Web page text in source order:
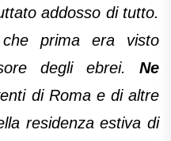
addosso di tutto.
prima era visto
degli ebrei. Ne
di Roma e di altre
residenza estiva di